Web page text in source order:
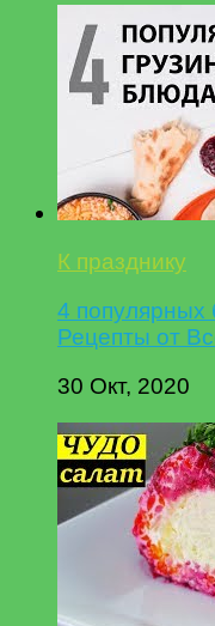
К празднику
4 популярных
Рецепты от
30 Окт, 2020